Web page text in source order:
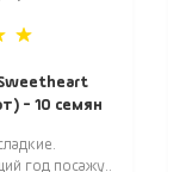
- 10 семян
год посажу..